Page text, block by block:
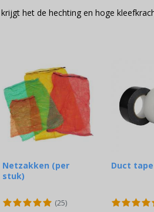
het de hechting en hoge
Netzakken (per
stuk)
(25)
Duct tape